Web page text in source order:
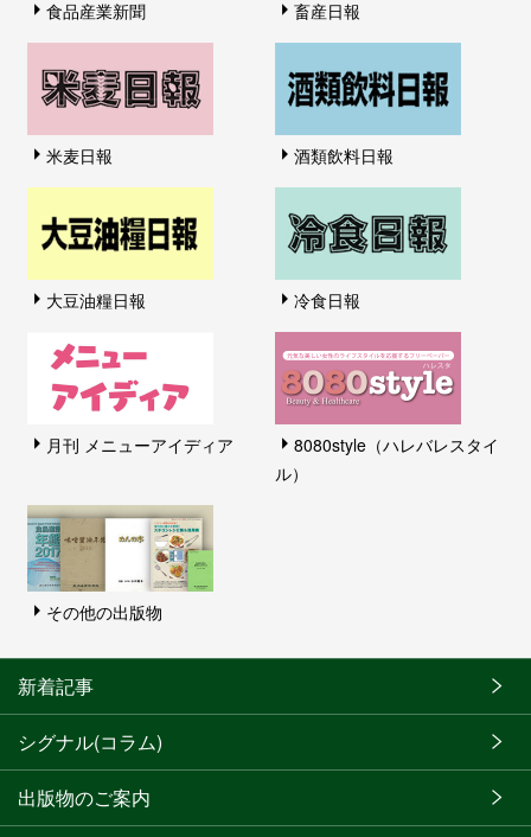
食品産業新聞 畜産日報
米麦日報 酒類飲料日報
大豆油糧日報 冷食日報
月刊 メニューアイディア
8080style（ハレバレスタイ
ル）
その他の出版物
新着記事
シグナル(コラム)
出版物のご案内